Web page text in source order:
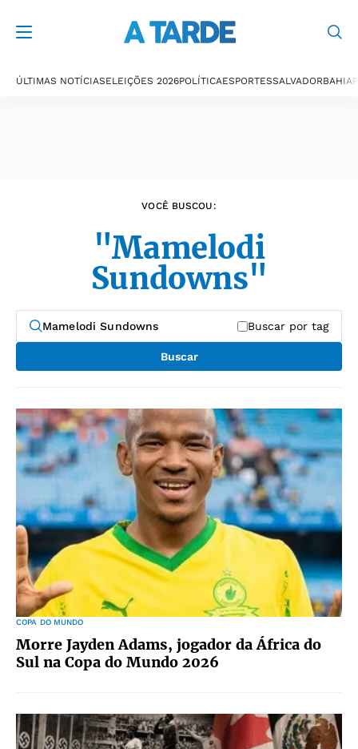
ÚLTIMAS NOTÍCIASELEIÇÕES 2026POLÍTICAESPORTESSALVADORBAHIA
VOCÊ BUSCOU:
"Mamelodi
Sundowns"
Buscar por tag
Buscar
COPA DO MUNDO
Morre Jayden Adams, jogador da África do
Sul na Copa do Mundo 2026